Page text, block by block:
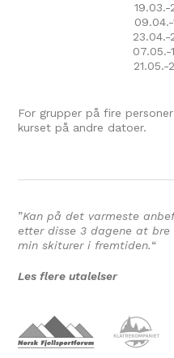
19.03.-
09.04.-
23.04.-
07.05.-
21.05.-
For grupper på fire
kurset på andre datoer.
”Kan på det varmeste
etter disse 3 dagene at
min skiturer i fremtiden.“
Les flere utalelser